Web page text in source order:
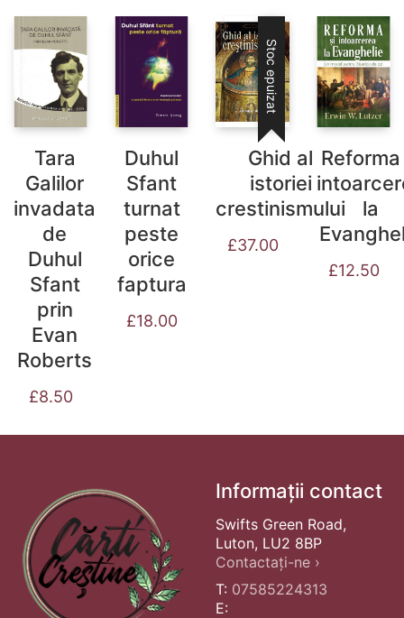
Tara
Galilor
invadata
de
Duhul
Sfant
prin
Evan
Roberts
£8.50
Duhul
Sfant
turnat
peste
orice
faptura
£18.00
Stoc epuizat
Ghid al
istoriei
crestinismului
£37.00
la
£12.50
Informații contact
Swifts Green Road,
Luton, LU2 8BP
Contactați-ne ›
T: 07585224313
E: